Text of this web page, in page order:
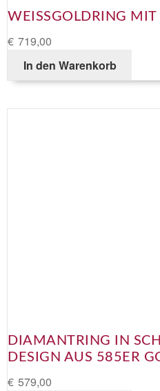
WEISSGOLDRING MIT
€ 719,00
In den Warenkorb
DIAMANTRING IN
DESIGN AUS 585ER
€ 579,00